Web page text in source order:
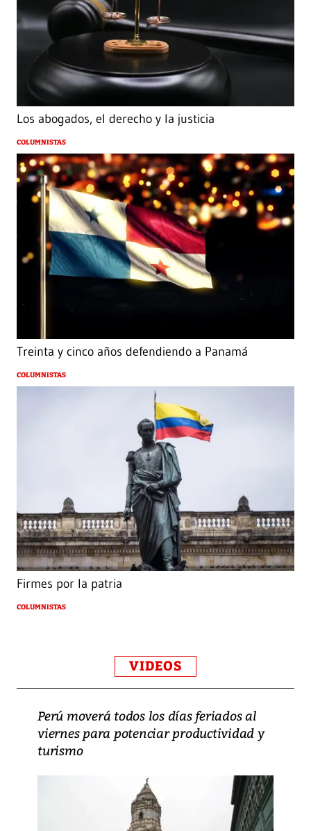
Los abogados, el derecho y la justicia
COLUMNISTAS
Treinta y cinco años defendiendo a Panamá
COLUMNISTAS
Firmes por la patria
COLUMNISTAS
VIDEOS
Perú moverá todos los días feriados al
viernes para potenciar productividad y
turismo